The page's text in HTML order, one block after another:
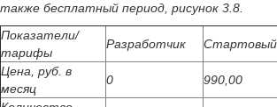
также бесплатный период, рисунок 3.8.
Показатели/
тарифы
Разработчик Стартовый
Цена, руб. в
месяц
0 990,00